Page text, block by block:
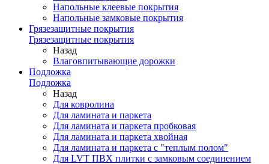
Напольные клеевые покрытия
Напольные замковые покрытия
Грязезащитные покрытия
Грязезащитные покрытия
Назад
Влаговпитывающие дорожки
Подложка
Подложка
Назад
Для ковролина
Для ламината и паркета
Для ламината и паркета пробковая
Для ламината и паркета хвойная
Для ламината и паркета с "теплым полом"
Для LVT ПВХ плитки с замковым соединением